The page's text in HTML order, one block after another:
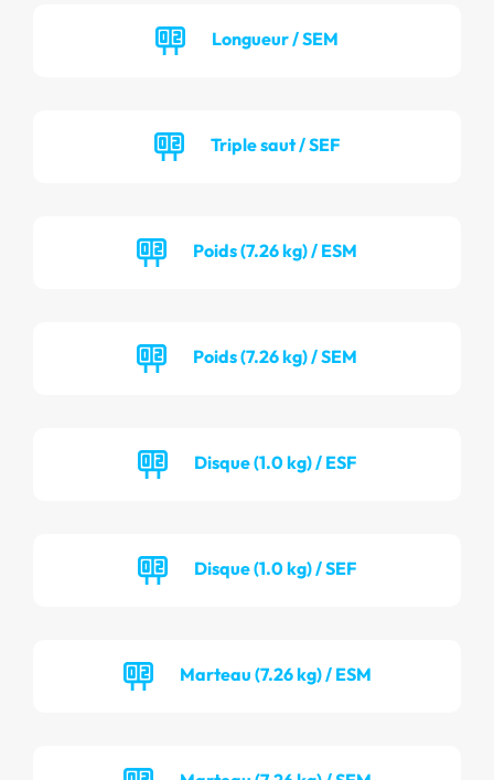
Longueur / SEM
Triple saut / SEF
Poids (7.26 kg) / ESM
Poids (7.26 kg) / SEM
Disque (1.0 kg) / ESF
Disque (1.0 kg) / SEF
Marteau (7.26 kg) / ESM